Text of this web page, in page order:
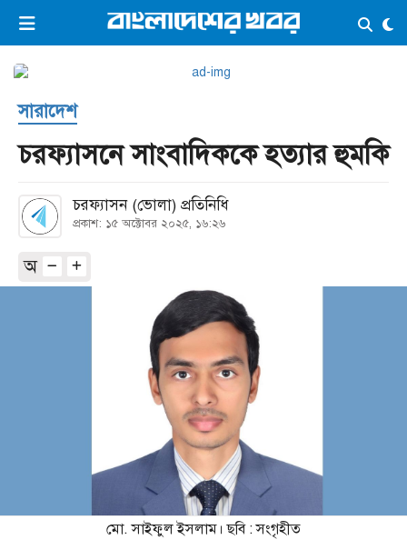
ভিডিও ই-পেপার লগইন ×
প্রচ্ছদ
সর্বশেষ
কনভার্টার
সারাদেশ
চরফ্যাসনে সাংবাদিককে হত্যার হুমকি
চরফ্যাসন (ভোলা) প্রতিনিধি
প্রকাশ: ১৫ অক্টোবর ২০২৫, ১৬:২৬
অ
মো. সাইফুল ইসলাম। ছবি : সংগৃহীত